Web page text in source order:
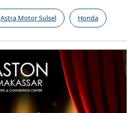
Astra Motor Sulsel Honda